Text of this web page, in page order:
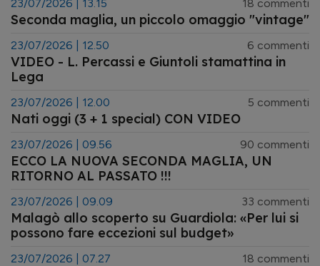
23/07/2026 | 13.15 18 commenti
Seconda maglia, un piccolo omaggio "vintage"
23/07/2026 | 12.50 6 commenti
VIDEO - L. Percassi e Giuntoli stamattina in
Lega
23/07/2026 | 12.00 5 commenti
Nati oggi (3 + 1 special) CON VIDEO
23/07/2026 | 09.56 90 commenti
ECCO LA NUOVA SECONDA MAGLIA, UN
RITORNO AL PASSATO !!!
23/07/2026 | 09.09 33 commenti
Malagò allo scoperto su Guardiola: «Per lui si
possono fare eccezioni sul budget»
23/07/2026 | 07.27 18 commenti